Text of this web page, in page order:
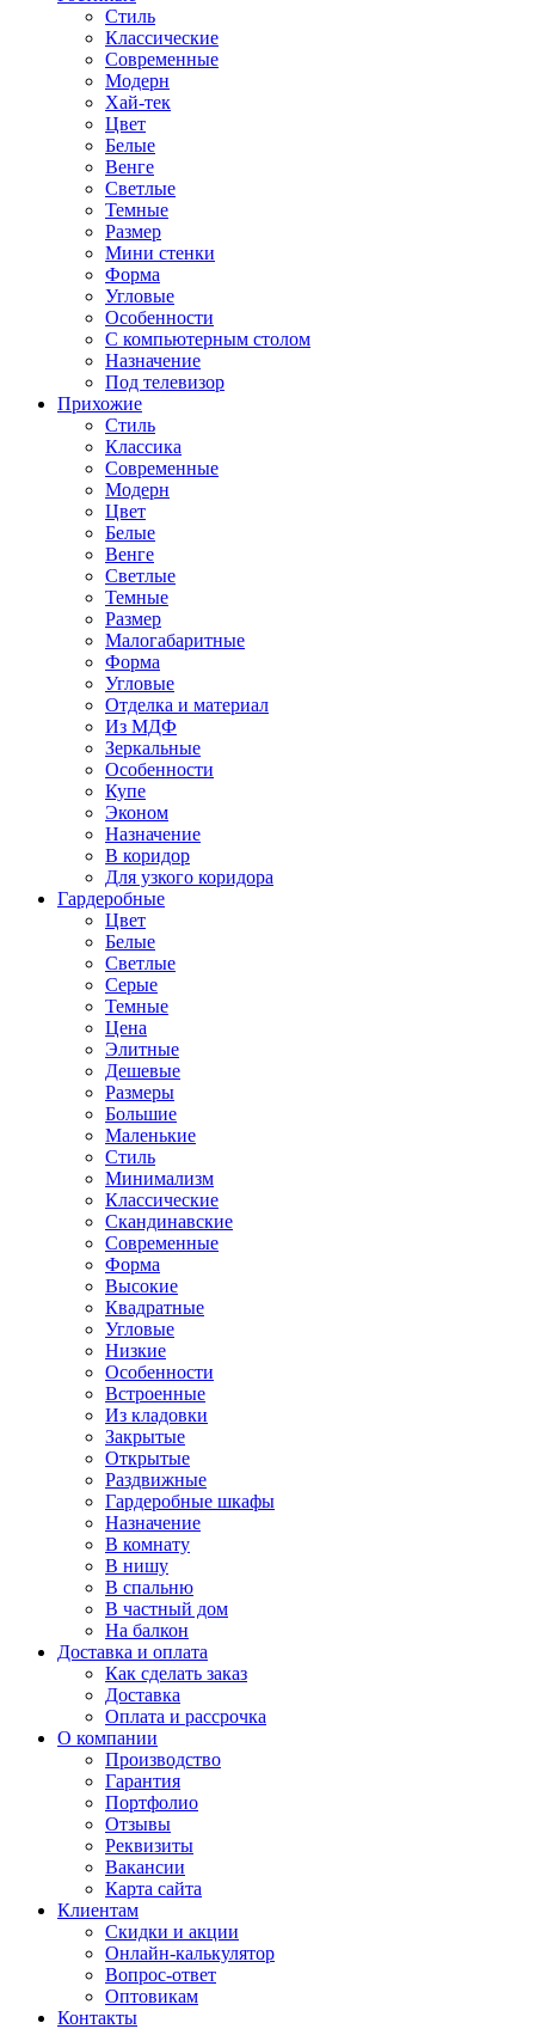
Стиль
Классические
Современные
Модерн
Хай-тек
Цвет
Белые
Венге
Светлые
Темные
Размер
Мини стенки
Форма
Угловые
Особенности
С компьютерным столом
Назначение
Под телевизор
Прихожие
Стиль
Классика
Современные
Модерн
Цвет
Белые
Венге
Светлые
Темные
Размер
Малогабаритные
Форма
Угловые
Отделка и материал
Из МДФ
Зеркальные
Особенности
Купе
Эконом
Назначение
В коридор
Для узкого коридора
Гардеробные
Цвет
Белые
Светлые
Серые
Темные
Цена
Элитные
Дешевые
Размеры
Большие
Маленькие
Стиль
Минимализм
Классические
Скандинавские
Современные
Форма
Высокие
Квадратные
Угловые
Низкие
Особенности
Встроенные
Из кладовки
Закрытые
Открытые
Раздвижные
Гардеробные шкафы
Назначение
В комнату
В нишу
В спальню
В частный дом
На балкон
Доставка и оплата
Как сделать заказ
Доставка
Оплата и рассрочка
О компании
Производство
Гарантия
Портфолио
Отзывы
Реквизиты
Вакансии
Карта сайта
Клиентам
Скидки и акции
Онлайн-калькулятор
Вопрос-ответ
Оптовикам
Контакты